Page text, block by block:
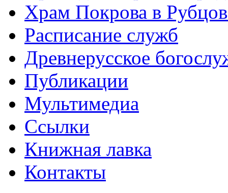
Храм Покрова в
Расписание служб
Древнерусское
Публикации
Мультимедиа
Ссылки
Книжная лавка
Контакты